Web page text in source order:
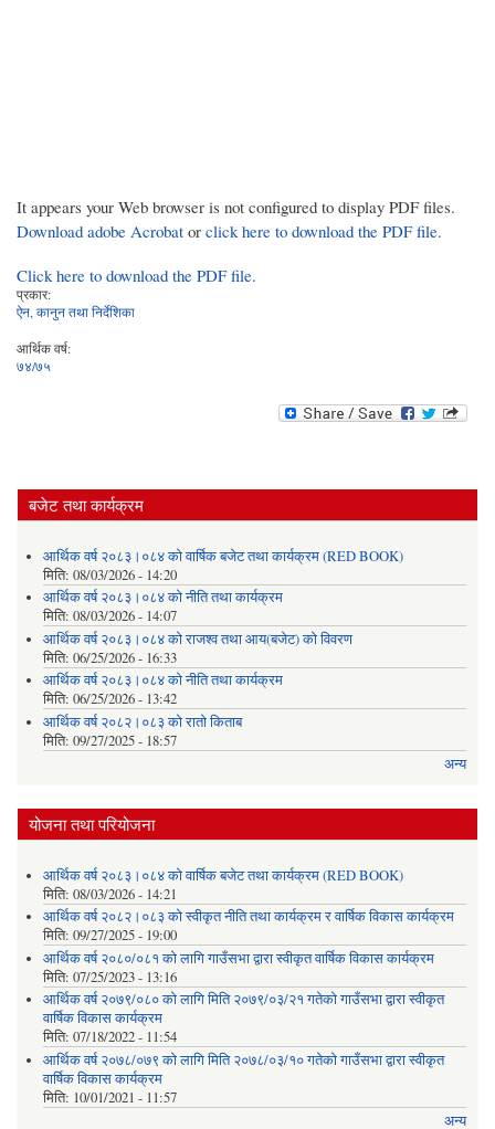
It appears your Web browser is not configured to display PDF files.
Download adobe Acrobat or click here to download the PDF file.
Click here to download the PDF file.
प्रकार:
ऐन, कानुन तथा निर्देशिका
आर्थिक वर्ष:
७४/७५
बजेट तथा कार्यक्रम
आर्थिक वर्ष २०८३।०८४ को वार्षिक बजेट तथा कार्यक्रम (RED BOOK)
मिति: 08/03/2026 - 14:20
आर्थिक वर्ष २०८३।०८४ को नीति तथा कार्यक्रम
मिति: 08/03/2026 - 14:07
आर्थिक वर्ष २०८३।०८४ को राजश्व तथा आय(बजेट) को विवरण
मिति: 06/25/2026 - 16:33
आर्थिक वर्ष २०८३।०८४ को नीति तथा कार्यक्रम
मिति: 06/25/2026 - 13:42
आर्थिक वर्ष २०८२।०८३ को रातो किताब
मिति: 09/27/2025 - 18:57
अन्य
योजना तथा परियोजना
आर्थिक वर्ष २०८३।०८४ को वार्षिक बजेट तथा कार्यक्रम (RED BOOK)
मिति: 08/03/2026 - 14:21
आर्थिक वर्ष २०८२।०८३ को स्वीकृत नीति तथा कार्यक्रम र वार्षिक विकास कार्यक्रम
मिति: 09/27/2025 - 19:00
आर्थिक वर्ष २०८०/०८१ को लागि गाउँसभा द्वारा स्वीकृत वार्षिक विकास कार्यक्रम
मिति: 07/25/2023 - 13:16
आर्थिक वर्ष २०७९/०८० को लागि मिति २०७९/०३/२१ गतेको गाउँसभा द्वारा स्वीकृत
वार्षिक विकास कार्यक्रम
मिति: 07/18/2022 - 11:54
आर्थिक वर्ष २०७८/०७९ को लागि मिति २०७८/०३/१० गतेको गाउँसभा द्वारा स्वीकृत
वार्षिक विकास कार्यक्रम
मिति: 10/01/2021 - 11:57
अन्य